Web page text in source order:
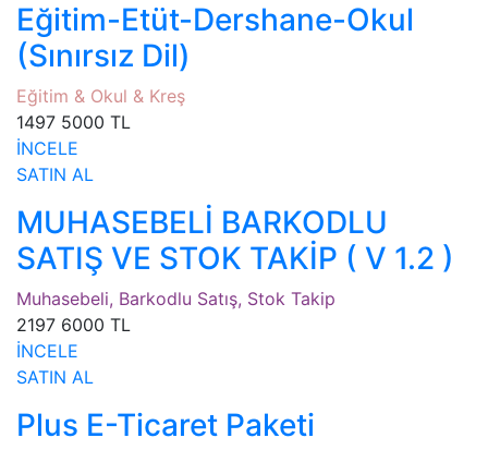
Eğitim-Etüt-Dershane-Okul
(Sınırsız Dil)
Eğitim & Okul & Kreş
1497 5000 TL
İNCELE
SATIN AL
MUHASEBELİ BARKODLU
SATIŞ VE STOK TAKİP ( V 1.2 )
Muhasebeli, Barkodlu Satış, Stok Takip
2197 6000 TL
İNCELE
SATIN AL
Plus E-Ticaret Paketi